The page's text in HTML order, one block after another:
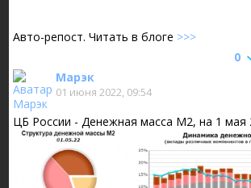
Авто-репост. Читать в блоге >>>
0
Марэк
01 июня 2022, 09:54
ЦБ России - Денежная масса М2, на 1 мая